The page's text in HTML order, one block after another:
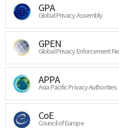
GPA
Global Privacy Assembly
GPEN
Global Privacy Enforcement
APPA
Asia Pacific Privacy Authorities
CoE
Council of Europe